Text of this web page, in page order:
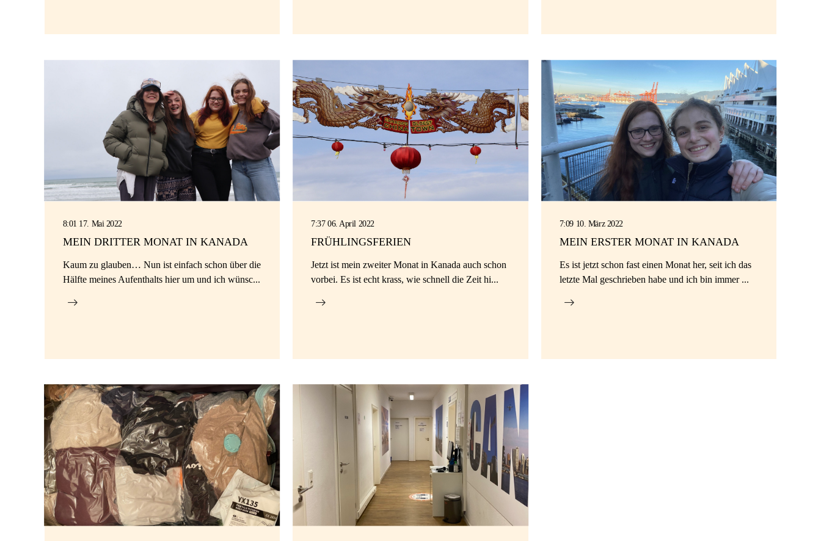
8:01 17. Mai 2022
MEIN DRITTER MONAT IN KANADA
Kaum zu glauben… Nun ist einfach schon über die
Hälfte meines Aufenthalts hier um und ich wünsc...
7:37 06. April 2022
FRÜHLINGSFERIEN
Jetzt ist mein zweiter Monat in Kanada auch schon
vorbei. Es ist echt krass, wie schnell die Zeit hi...
7:09 10. März 2022
MEIN ERSTER MONAT IN KANADA
Es ist jetzt schon fast einen Monat her, seit ich das
letzte Mal geschrieben habe und ich bin immer ...